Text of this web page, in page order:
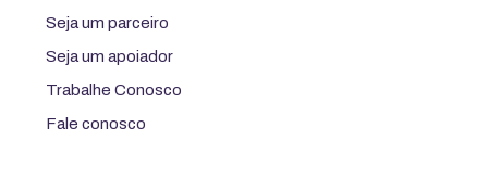
Seja um parceiro
Seja um apoiador
Trabalhe Conosco
Fale conosco